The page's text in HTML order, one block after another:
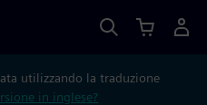
utilizzando la traduzione
in inglese?